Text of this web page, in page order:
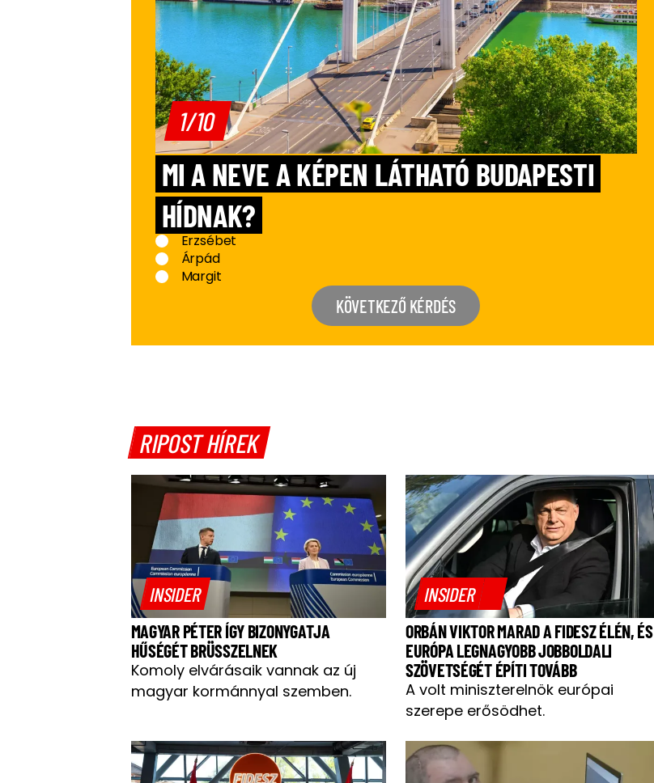
1/10
MI A NEVE A KÉPEN LÁTHATÓ BUDAPESTI
HÍDNAK?
Erzsébet
Árpád
Margit
KÖVETKEZŐ KÉRDÉS
RIPOST HÍREK
INSIDER
MAGYAR PÉTER ÍGY BIZONYGATJA
HŰSÉGÉT BRÜSSZELNEK
Komoly elvárásaik vannak az új
magyar kormánnyal szemben.
INSIDER
ORBÁN VIKTOR MARAD A FIDESZ ÉLÉN, ÉS
EURÓPA LEGNAGYOBB JOBBOLDALI
SZÖVETSÉGÉT ÉPÍTI TOVÁBB
A volt miniszterelnök európai
szerepe erősödhet.